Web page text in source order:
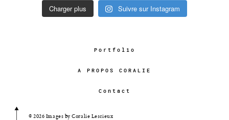
Charger plus Suivre sur Instagram
Portfolio
A PROPOS CORALIE
Contact
© 2026 Images by Coralie Lescieux